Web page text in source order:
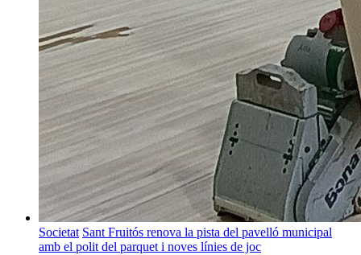
Societat Sant Fruitós renova la pista del pavelló municipal
amb el polit del parquet i noves línies de joc